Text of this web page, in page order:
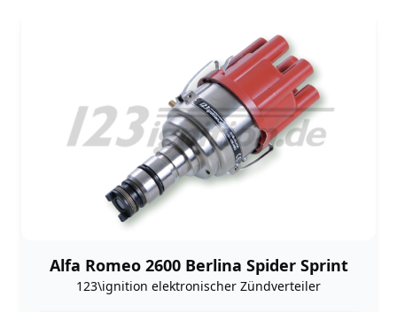
Alfa Romeo 2600 Berlina Spider Sprint
123\ignition elektronischer Zündverteiler